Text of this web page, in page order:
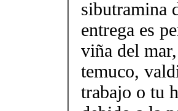
sibutramina
entrega es
viña del
temuco,
trabajo o tu